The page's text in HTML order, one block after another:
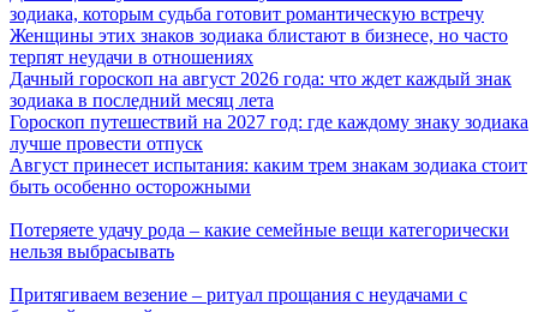
зодиака, которым судьба готовит романтическую встречу
Женщины этих знаков зодиака блистают в бизнесе, но часто
терпят неудачи в отношениях
Дачный гороскоп на август 2026 года: что ждет каждый знак
зодиака в последний месяц лета
Гороскоп путешествий на 2027 год: где каждому знаку зодиака
лучше провести отпуск
Август принесет испытания: каким трем знакам зодиака стоит
быть особенно осторожными
Потеряете удачу рода – какие семейные вещи категорически
нельзя выбрасывать
Притягиваем везение – ритуал прощания с неудачами с